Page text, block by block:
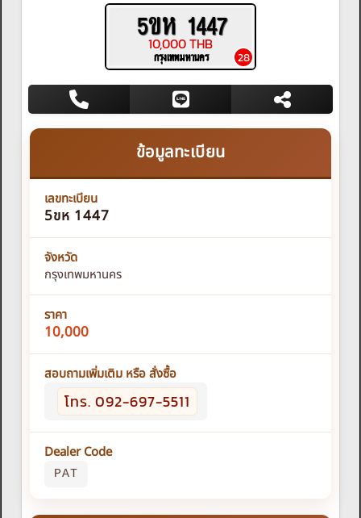
5ขห 1447
28
10,000 THB
กรุงเทพมหานคร
ข้อมูลทะเบียน
เลขทะเบียน
5ขห 1447
จังหวัด
กรุงเทพมหานคร
ราคา
10,000
สอบถามเพิ่มเติม หรือ สั่งซื้อ
โทร. 092-697-5511
Dealer Code
PAT